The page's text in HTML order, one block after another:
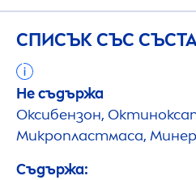
СПИСЪК СЪС
Не съдържа
Оксибензон,
Микропластмаса,
Съдържа: